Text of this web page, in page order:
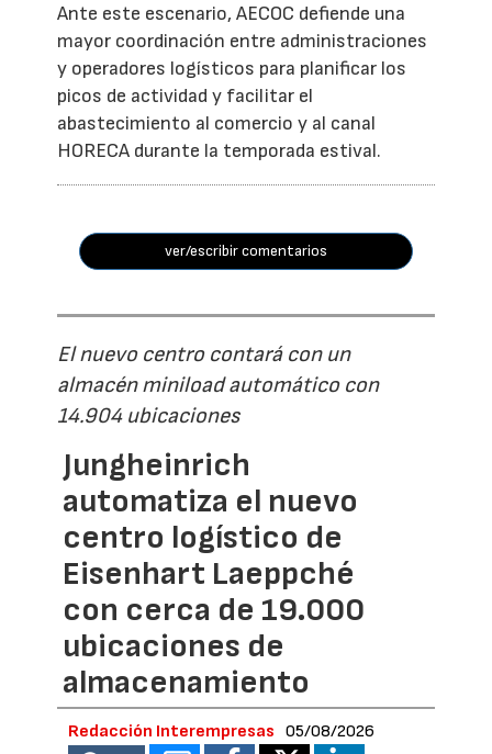
Ante este escenario, AECOC defiende una
mayor coordinación entre administraciones
y operadores logísticos para planificar los
picos de actividad y facilitar el
abastecimiento al comercio y al canal
HORECA durante la temporada estival.
ver/escribir comentarios
El nuevo centro contará con un
almacén miniload automático con
14.904 ubicaciones
Jungheinrich
automatiza el nuevo
centro logístico de
Eisenhart Laeppché
con cerca de 19.000
ubicaciones de
almacenamiento
Redacción Interempresas 05/08/2026